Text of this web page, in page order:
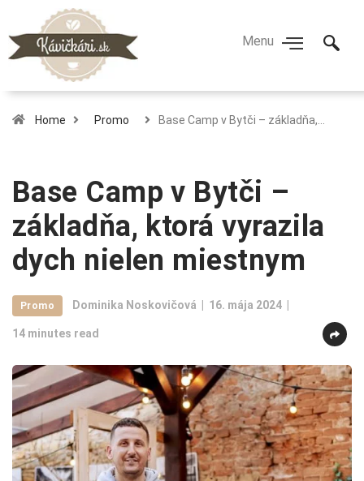
Home Promo Base Camp v Bytči – základňa,…
Base Camp v Bytči –
základňa, ktorá vyrazila
dych nielen miestnym
Promo Dominika Noskovičová 16. mája 2024
14 minutes read